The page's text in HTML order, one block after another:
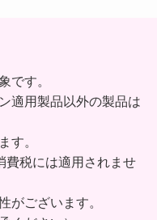
です。
適用製品以外の製品は
す。
費税には適用されませ
がございます。